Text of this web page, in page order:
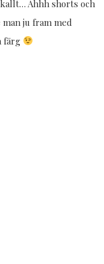
Ahhh shorts och
man ju fram med
färg